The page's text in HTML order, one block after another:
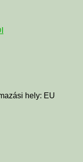
hely: EU